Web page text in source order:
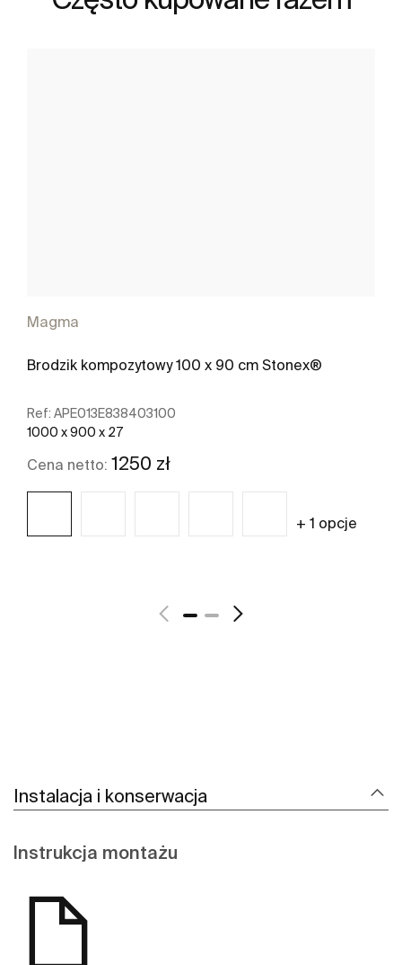
Magma
Brodzik kompozytowy 100 x 90 cm Stonex®
Ref: APE013E838403100
1000 x 900 x 27
Cena netto: 1250 zł
+ 1 opcje
Instalacja i konserwacja
Instrukcja montażu